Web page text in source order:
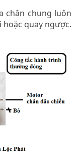
chân chung luôn
hoặc quay ngược.